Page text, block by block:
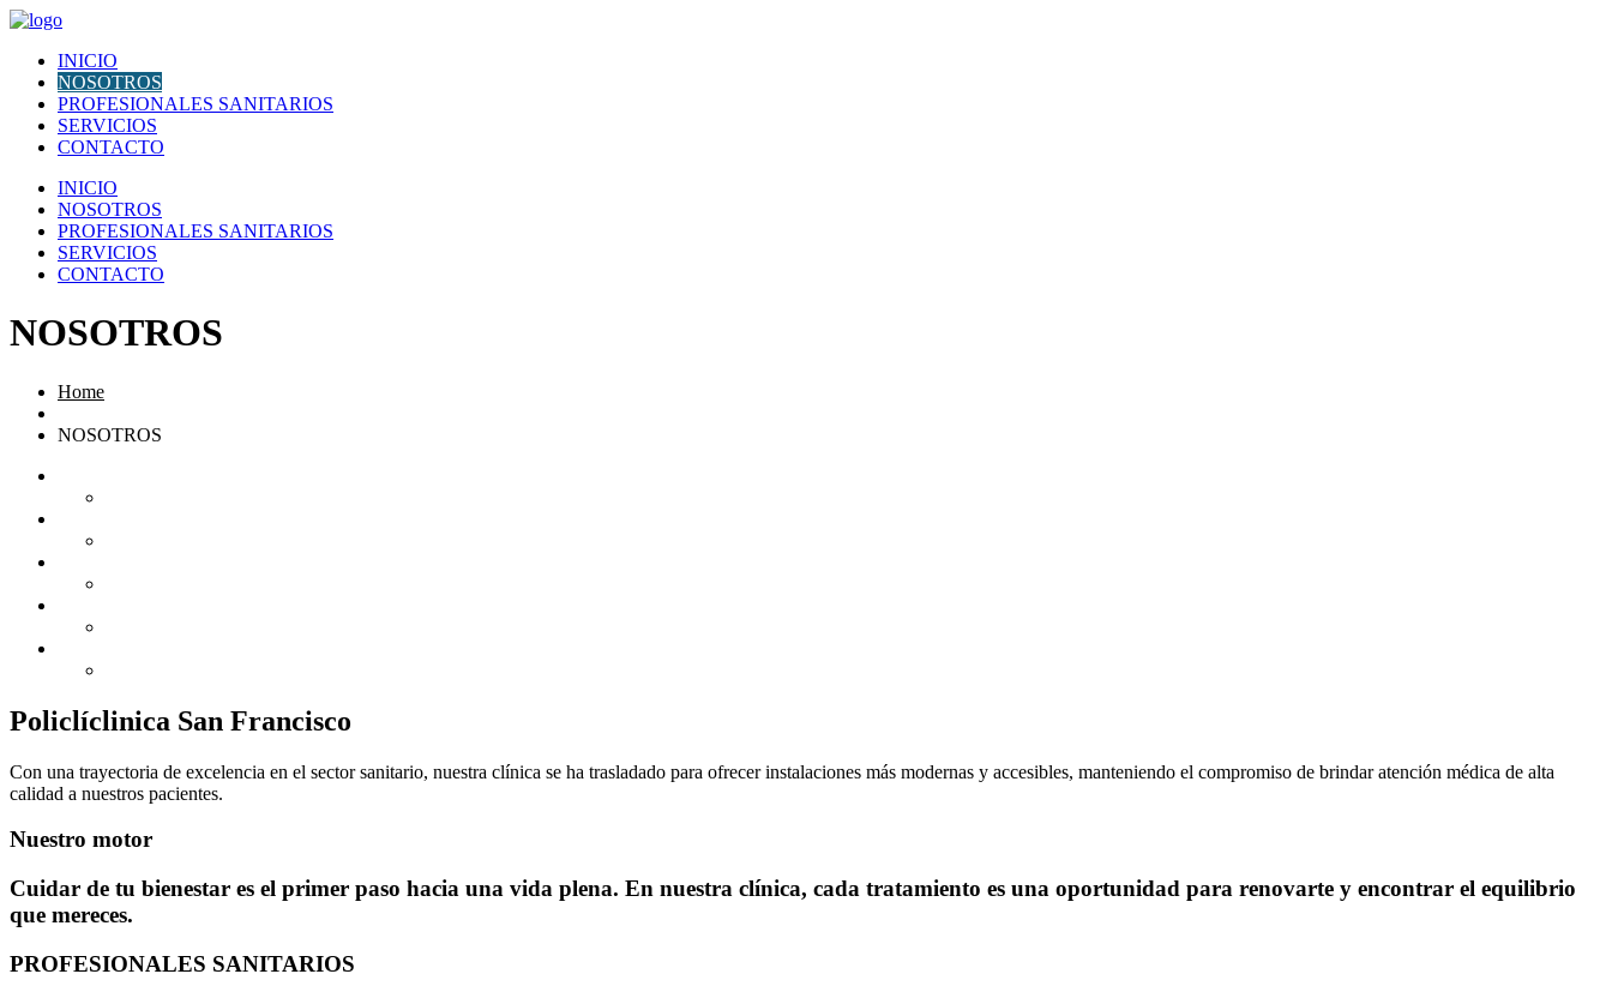
Abrir menú de navegación
INICIO
NOSOTROS
PROFESIONALES SANITARIOS
SERVICIOS
CONTACTO
INICIO
NOSOTROS
PROFESIONALES SANITARIOS
SERVICIOS
CONTACTO
NOSOTROS
Home
NOSOTROS
Policlíclinica San Francisco
Con una trayectoria de excelencia en el sector sanitario, nuestra clínica se ha trasladado para ofrecer instalaciones más modernas y accesibles, manteniendo el compromiso de brindar atención médica de alta
calidad a nuestros pacientes.
Nuestro motor
Cuidar de tu bienestar es el primer paso hacia una vida plena. En nuestra clínica, cada tratamiento es una oportunidad para renovarte y encontrar el equilibrio
que mereces.
PROFESIONALES SANITARIOS